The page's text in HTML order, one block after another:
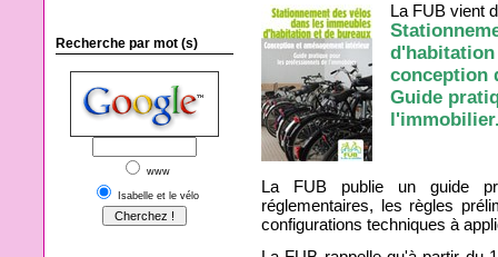
Recherche par mot (s)
www
Isabelle et le vélo
La FUB vient
conception
Guide
La FUB publie un guide
réglementaires, les règles
configurations techniques à